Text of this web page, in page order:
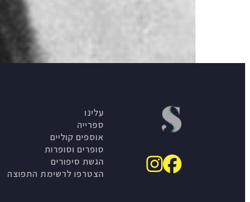
עלינו
ספרייה
אוספים קוליים
סופרים וסופרות
הגשת סיפורים
הצטרפו לרשימת התפוצה